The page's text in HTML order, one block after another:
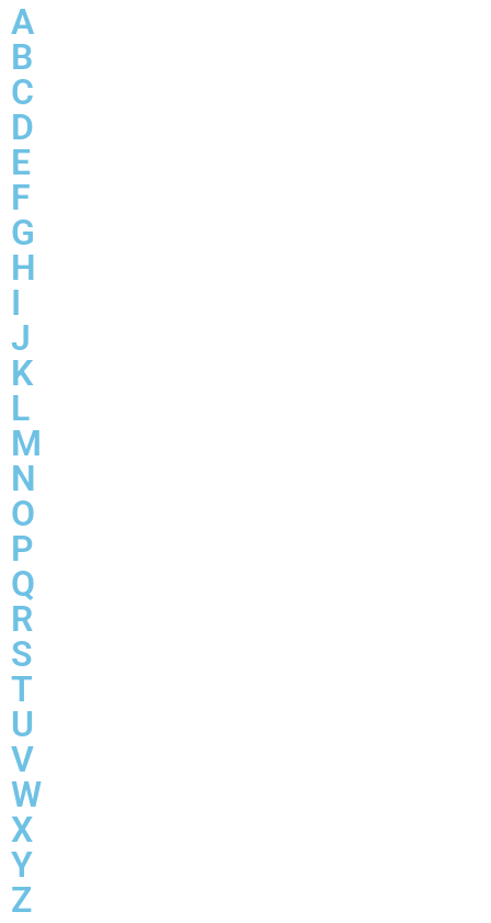
A
B
C
D
E
F
G
H
I
J
K
L
M
N
O
P
Q
R
S
T
U
V
W
X
Y
Z